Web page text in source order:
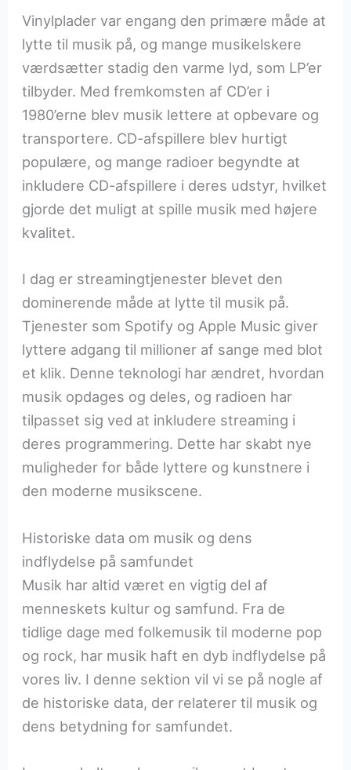
Vinylplader var engang den primære måde at
lytte til musik på, og mange musikelskere
værdsætter stadig den varme lyd, som LP’er
tilbyder. Med fremkomsten af CD’er i
1980’erne blev musik lettere at opbevare og
transportere. CD-afspillere blev hurtigt
populære, og mange radioer begyndte at
inkludere CD-afspillere i deres udstyr, hvilket
gjorde det muligt at spille musik med højere
kvalitet.
I dag er streamingtjenester blevet den
dominerende måde at lytte til musik på.
Tjenester som Spotify og Apple Music giver
lyttere adgang til millioner af sange med blot
et klik. Denne teknologi har ændret, hvordan
musik opdages og deles, og radioen har
tilpasset sig ved at inkludere streaming i
deres programmering. Dette har skabt nye
muligheder for både lyttere og kunstnere i
den moderne musikscene.
Historiske data om musik og dens
indflydelse på samfundet
Musik har altid været en vigtig del af
menneskets kultur og samfund. Fra de
tidlige dage med folkemusik til moderne pop
og rock, har musik haft en dyb indflydelse på
vores liv. I denne sektion vil vi se på nogle af
de historiske data, der relaterer til musik og
dens betydning for samfundet.